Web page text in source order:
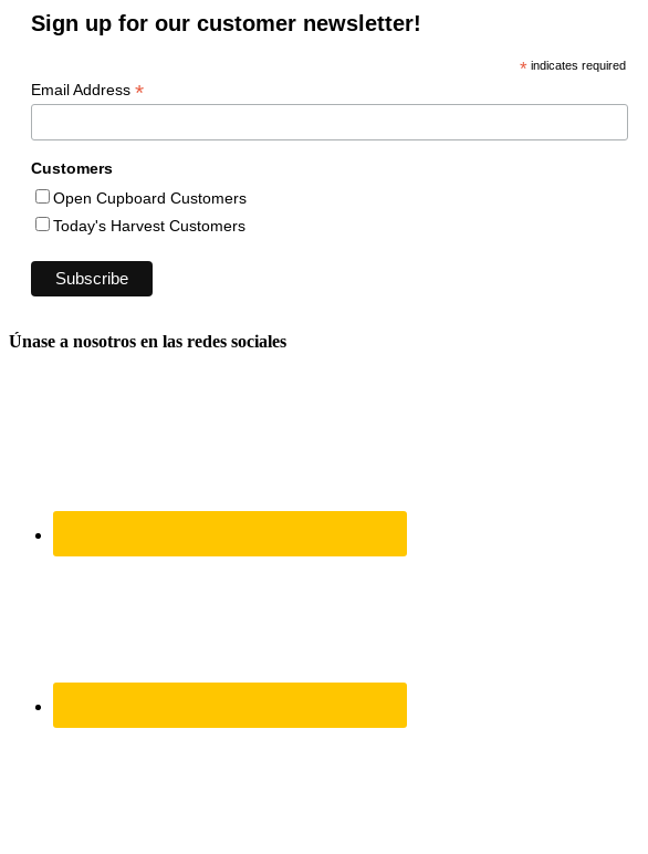
Sign up for our customer newsletter!
*indicates required
Email Address *
Customers
Open Cupboard Customers
Today's Harvest Customers
Únase a nosotros en las redes sociales